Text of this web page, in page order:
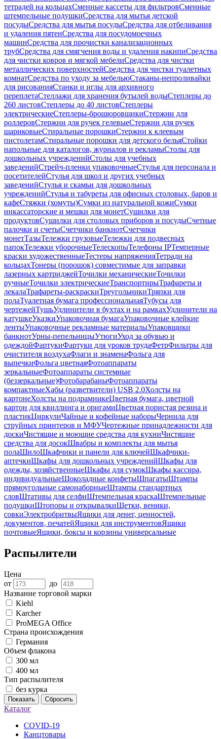
тетрадей на кольцахСменные кассеты для фильтровСменные
штемпельные подушкиСредства для мытья детской
посудыСредства для мытья посудыСредства для отбеливания
и удаления пятенСредства для посудомоечных
машинСредства для прочистки канализационных
трубСредства для смягчения воды и удаления накипиСредства
для чистки ковров и мягкой мебелиСредства для чистки
металлических поверхностейСредства для чистки туалетных
комнатСредства по уходу за мебельюСтаканы-непроливайки
для рисованияСтанки и иглы для архивного
переплетаСтеллажи для хранения бутылей водыСтеплеры до
260 листовСтеплеры до 40 листовСтеплеры
электрическиеСтеплеры-брошюровщикиСтержни для
роллеровСтержни для ручек гелевыеСтержни для ручек
шариковыеСтиральные порошкиСтержни к клеевым
пистолетамСтиральные порошки для детского бельяСтойки
напольные для каталогов, журналов и рекламыСтолы для
дошкольных учрежденийСтолы для учебных
заведенийСтрейч-пленки упаковочныеСтулья для персонала и
посетителейСтулья для школ и других учебных
заведенийСтулья и скамьи для дошкольных
учрежденийСтулья и табуреты для офисных столовых, баров и
кафеСтяжки (хомуты)Сумки из натуральной кожиСумки
инкассаторские и мешки для монетСушилки для
продуктовСушилки для столовых приборов и посудыСчетные
палочки и счетыСчетчики банкнотСчетчики
монетТазыТележки грузовыеТележки для подвесных
папокТележки уборочныеТелескопыТелефоны IPТемперные
краски художественныеТестеры напряженияТетради на
кольцахТонеры (порошок) совместимые для заправки
лазерных картриджейТочилки механическиеТочилки
ручныеТочилки электрическиеТранспортирыТрафареты и
лекалаТрафареты-раскраскиТреугольникиТряпки для
полаТуалетная бумага профессиональнаяТубусы для
чертежейТушьУдлинители в бухтах и на рамкахУдлинители на
катушкеУказкиУпаковочная бумагаУпаковочные клейкие
лентыУпаковочные рекламные материалыУпаковщики
банкнотУрны-пепельницыУтюгиУход за обувью и
одеждойФартукиФартуки для уроков трудаФетрФильтры для
очистителя воздухаФлаги и знаменаФольга для
выпечкиФольга цветнаяФотоаппараты
зеркальныеФотоаппараты системные
(беззеркальные)ФотобарабаныФотоаппараты
компактныеХабы (разветвители) USB 2.0Холсты на
картонеХолсты на подрамникеЦветная бумага, цветной
картон для квиллинга и оригамиЦветная пористая резина и
пластикЦиркулиЧайные и кофейные наборыЧернила для
струйных принтеров и МФУЧертежные принадлежности для
доскиЧистящие и моющие средства для кухниЧистящие
средства для досокШвабры и комплекты для мытья
полаШилоШкафчики и панели для ключейШкафчики-
аптечкиШкафы для дошкольных учрежденийШкафы для
одежды, хозяйственныеШкафы для сумокШкафы кассира,
индивидуальныеШоколадные конфетыШпагатыШтампы
прямоугольные самонаборныеШтампы стандартных
словШтативы для селфиШтемпельная краскаШтемпельные
подушкиШтопоры и открывалкиЩетки, веники,
совкиЭлектробритвыЯщики для денег, ценностей,
документов, печатейЯщики для инструментовЯщики
почтовыеЯщики, боксы и корзины универсальные
Распылители
Цена
от
до
Название торговой марки
Kiehl
Karcher
ProMEGA Office
Страна происхождения
Германия
Объем флакона
300 мл
400 мл
Тип распылителя
без курка
Показать Сбросить
Каталог
COVID-19
Канцтовары